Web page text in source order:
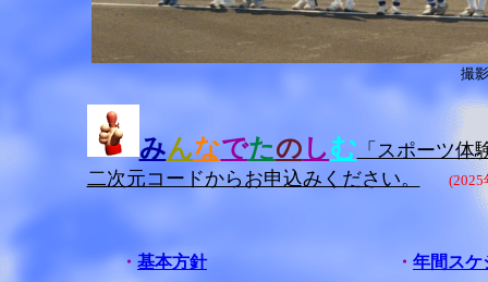
撮
みんなでたの しむ 「スポーツ
二次元コードからお申込みください。
(2025
・ 基本方針 ・ 年間スケ